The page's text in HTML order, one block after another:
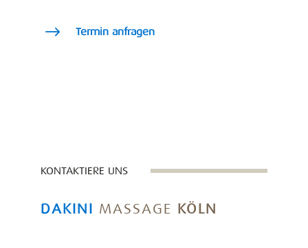
$ Termin anfragen
KONTAKTIERE UNS
DAKINI MASSAGE KÖLN